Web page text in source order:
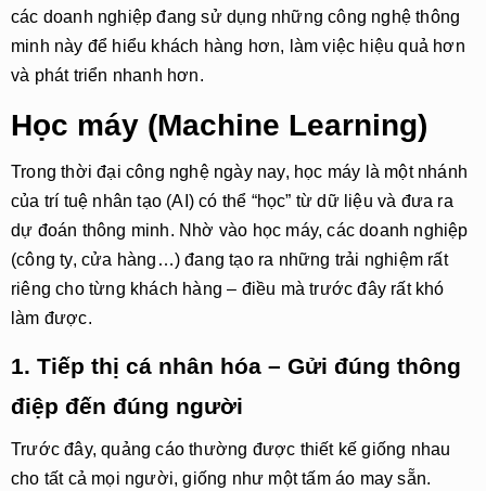
các doanh nghiệp đang sử dụng những công nghệ thông
minh này để hiểu khách hàng hơn, làm việc hiệu quả hơn
và phát triển nhanh hơn.
Học máy (Machine Learning)
Trong thời đại công nghệ ngày nay, học máy là một nhánh
của trí tuệ nhân tạo (AI) có thể “học” từ dữ liệu và đưa ra
dự đoán thông minh. Nhờ vào học máy, các doanh nghiệp
(công ty, cửa hàng…) đang tạo ra những trải nghiệm rất
riêng cho từng khách hàng – điều mà trước đây rất khó
làm được.
1. Tiếp thị cá nhân hóa – Gửi đúng thông
điệp đến đúng người
Trước đây, quảng cáo thường được thiết kế giống nhau
cho tất cả mọi người, giống như một tấm áo may sẵn.